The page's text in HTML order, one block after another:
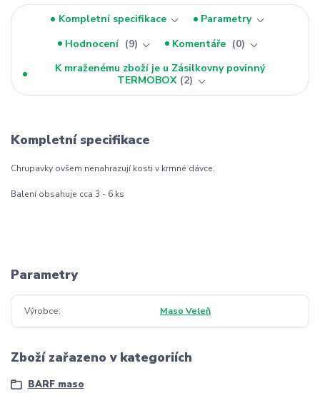
Kompletní specifikace
Parametry
Hodnocení
9 Komentáře
0
K mraženému zboží je u Zásilkovny povinný
TERMOBOX 2
Kompletní specifikace
Chrupavky ovšem nenahrazují kosti v krmné dávce.
Balení obsahuje cca 3 - 6 ks
Parametry
Výrobce Maso Veleň
Zboží zařazeno v kategoriích
BARF maso